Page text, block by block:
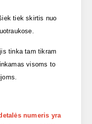
tiek skirtis nuo
tinka tam tikram
visoms to
numeris yra